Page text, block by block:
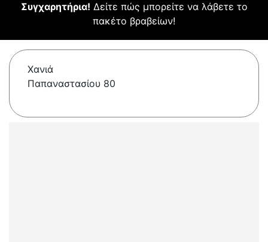
Συγχαρητήρια! Δείτε πώς μπορείτε να λάβετε το
πακέτο βραβείων!
Χανιά
Παπαναστασίου 80